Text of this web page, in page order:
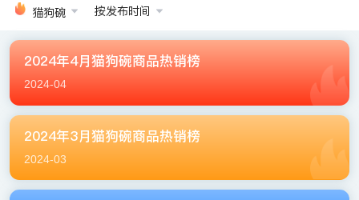
猫狗碗 按发布时间
2024年4月猫狗碗商品热销榜
2024-04
2024年3月猫狗碗商品热销榜
2024-03